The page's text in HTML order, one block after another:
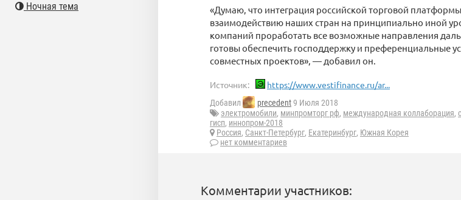
«Думаю, что интеграция российской торговой
взаимодействию наших стран на принципиально иной
компаний проработать все возможные направления
готовы обеспечить господдержку и преференциальные
совместных проектов», — добавил он.
Источник: https://www.vestifinance.ru/ar...
Добавил precedent9 Июля 2018
электромобили, минпромторг рф, международная коллаборация,
гисп, иннопром-2018
Россия, Санкт-Петербург, Екатеринбург, Южная Корея
нет комментариев
Комментарии участников:
Ночная тема